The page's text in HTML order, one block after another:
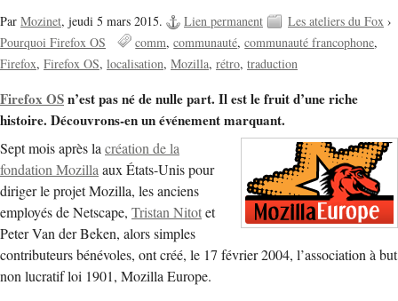
Par Mozinet, jeudi 5 mars 2015. Lien permanent Les ateliers du Fox ›
Pourquoi Firefox OS
comm communauté communauté francophone
Firefox Firefox OS localisation Mozilla rétro traduction
Firefox OSn’est pas né de nulle part. Il est le fruit d’une riche
histoire. Découvrons-en un événement marquant.
Sept mois après lacréation de la
fondation Mozillaaux États-Unis pour
diriger le projet Mozilla, les anciens
employés de Netscape, Tristan Nitotet
Peter Van der Beken, alors simples
contributeurs bénévoles, ont créé, le 17 février 2004, l’association à but
non lucratif loi 1901, Mozilla Europe.